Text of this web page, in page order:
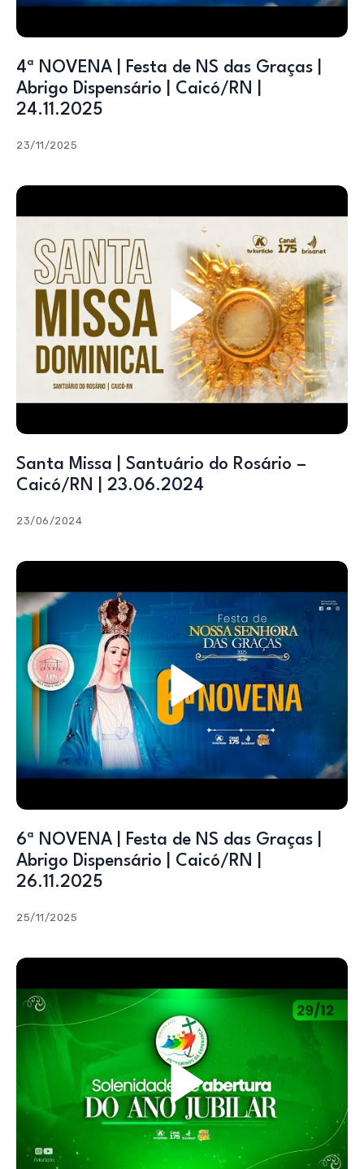
4ª NOVENA | Festa de NS das Graças |
Abrigo Dispensário | Caicó/RN |
24.11.2025
23/11/2025
Santa Missa | Santuário do Rosário –
Caicó/RN | 23.06.2024
23/06/2024
6ª NOVENA | Festa de NS das Graças |
Abrigo Dispensário | Caicó/RN |
26.11.2025
25/11/2025